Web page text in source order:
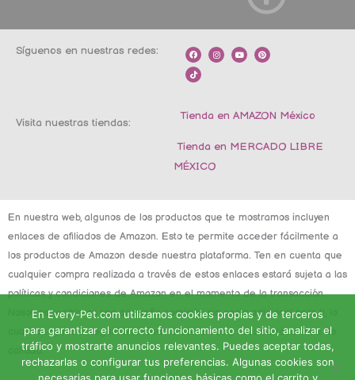
Síguenos en nuestras redes:
F
a
c
e
b
I
n
s
m
Y
o
u
P
i
n
t
T
i
k
t
o
Visita nuestras tiendas:
Tienda en AMAZON México
Tienda en MERCADO LIBRE
MÉXICO
En nuestra web, algunos de los productos que te mostramos incluyen
enlaces de afiliados de Amazon. Esto te permite acceder fácilmente a
los productos de Amazon desde nuestra plataforma. Ten en cuenta que
cualquier compra realizada a través de estos enlaces estará sujeta a las
políticas y condiciones de Amazon en el momento de la transacción.
Nosotros recibimos una pequeña comisión sin costo adicional para ti, lo
cual nos ayuda a seguir brindándote contenido y recomendaciones de
calidad.
En Every-Pet.com utilizamos cookies propias y de terceros
para garantizar el correcto funcionamiento del sitio, analizar el
tráfico y mostrarte anuncios relevantes. Puedes aceptar todas,
rechazarlas o configurar tus preferencias. Algunas cookies son